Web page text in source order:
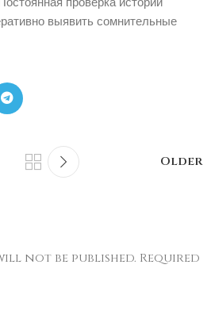
выявить сомнительные
Older
not be published. Required